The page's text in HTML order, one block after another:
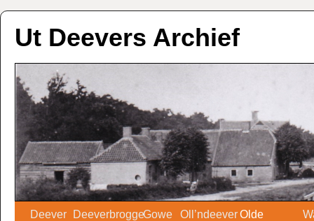
Ut Deevers Archief
Deever DeeverbroggeGowe Oll’ndeeverOlde